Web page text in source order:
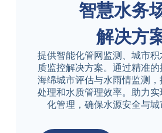
智慧水务
解决方
提供智能化管网监测、城市
质监控解决方案。通过精准的
海绵城市评估与水雨情监测
处理和水质管理效率。助力
化管理，确保水源安全与城